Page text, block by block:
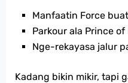
Manfaatin Force
Parkour ala Prince
Nge-rekayasa jalur
Kadang bikin mikir, tapi